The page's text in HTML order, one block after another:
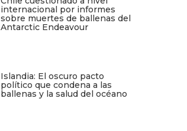
internacional por informes
sobre muertes de ballenas del
Antarctic Endeavour
Islandia: El oscuro pacto
político que condena a las
ballenas y la salud del océano